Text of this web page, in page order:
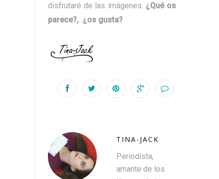
disfrutaré de las imágenes. ¿Qué os
parece?, ¿os gusta?
TINA-JACK
Periodista,
amante de los